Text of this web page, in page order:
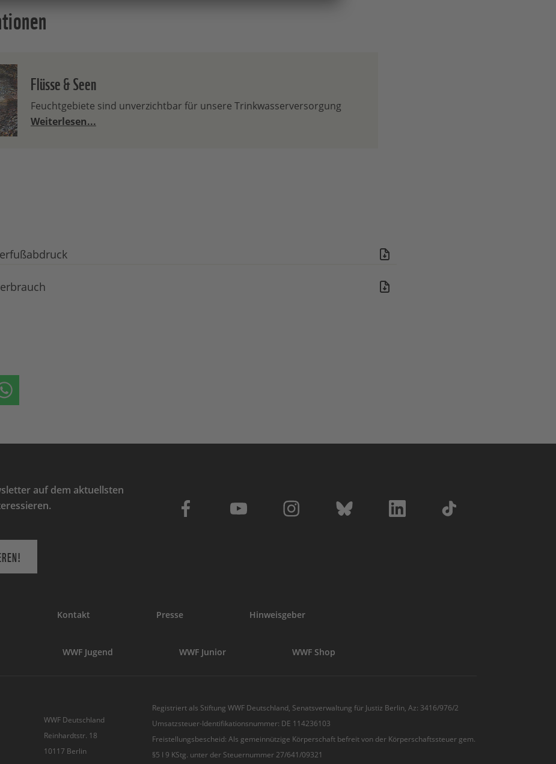
Flüsse & Seen
Feuchtgebiete sind unverzichtbar für unsere Trinkwasserversorgung
Weiterlesen...
auf Bluesky
auf dem aktuellsten
Kontakt Presse Hinweisgeber
WWF Jugend WWF Junior WWF Shop
WWF Deutschland
Reinhardtstr. 18
10117 Berlin
Registriert als Stiftung WWF Deutschland, Senatsverwaltung für Justiz Berlin, Az: 3416/976/2
Umsatzsteuer-Identifikationsnummer: DE 114236103
Freistellungsbescheid: Als gemeinnützige Körperschaft befreit von der Körperschaftssteuer gem.
§5 I 9 KStg. unter der Steuernummer 27/641/09321